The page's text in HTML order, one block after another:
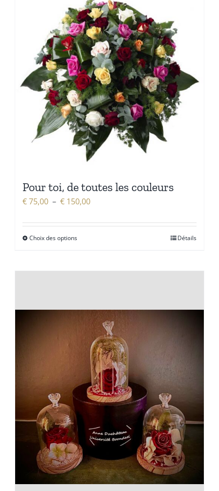
Pour toi, de toutes les couleurs
€75,00 – €150,00Plage
prix :
€ 150,00
Choix des options Détails